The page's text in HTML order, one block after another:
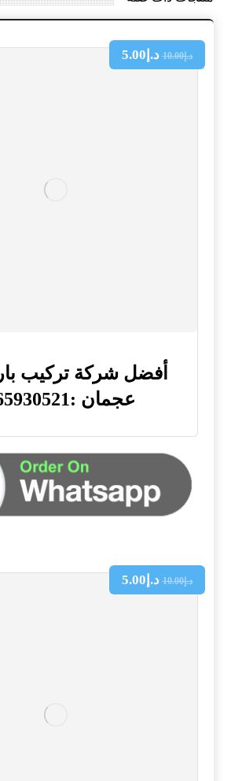
أفضل شركة تركيب
عجمان :0565930521
د.إ10.00 د.إ 5.00
د.إ10.00 د.إ 5.00